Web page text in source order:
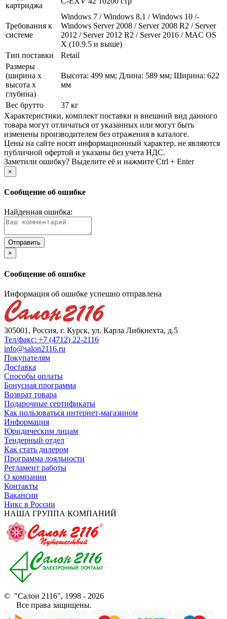
картриджа
Требования к
системе
Windows 7 /­ Windows 8.1 /­ Windows 10 /­
Windows Server 2008 /­ Server 2008 R2 /­ Server
2012 /­ Server 2012 R2 /­ Server 2016 /­ MAC OS
X (10.9.5 и выше)
Тип поставки
Retail
Размеры
(ширина х
высота х
глубина)
Высота: 499 мм; Длина: 589 мм; Ширина: 622
мм
Вес брутто
37 кг
Xарактеристики, комплект поставки и внешний вид данного
товара могут отличаться от указанных или могут быть
изменены производителем без отражения в каталоге.
Цены на сайте носят информационный характер, не являются
публичной офертой и указаны без учета НДС.
Заметили ошибку? Выделите её и нажмите Ctrl + Enter
×
Сообщение об ошибке
Найденная ошибка:
×
Сообщение об ошибке
Информация об ошибке успешно отправлена
305001, Россия, г. Курск, ул. Карла Либкнехта, д.5
Тел/факс: +7 (4712) 22-2116
info@salon2116.ru
Покупателям
Доставка
Способы оплаты
Бонусная программа
Возврат товара
Подарочные сертификаты
Как пользоваться интернет-магазином
Информация
Юридическим лицам
Тендерный отдел
Как стать дилером
Программа лояльности
Регламент работы
О компании
Контакты
Вакансии
Никс в России
НАША ГРУППА КОМПАНИЙ
© "Салон 2116", 1998 - 2026
Все права защищены.